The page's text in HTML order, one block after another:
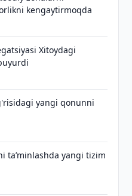
kengaytirmoqda
Xitoydagi
yangi qonunni
taʼminlashda yangi tizim